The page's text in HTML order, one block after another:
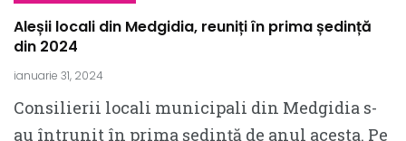
Aleșii locali din Medgidia, reuniți în prima ședință
din 2024
ianuarie 31, 2024
Consilierii locali municipali din Medgidia s-
au întrunit în prima ședință de anul acesta. Pe